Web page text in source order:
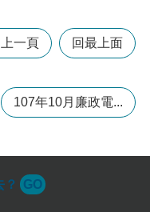
一頁 回最上面
107年10月廉政電...
GO